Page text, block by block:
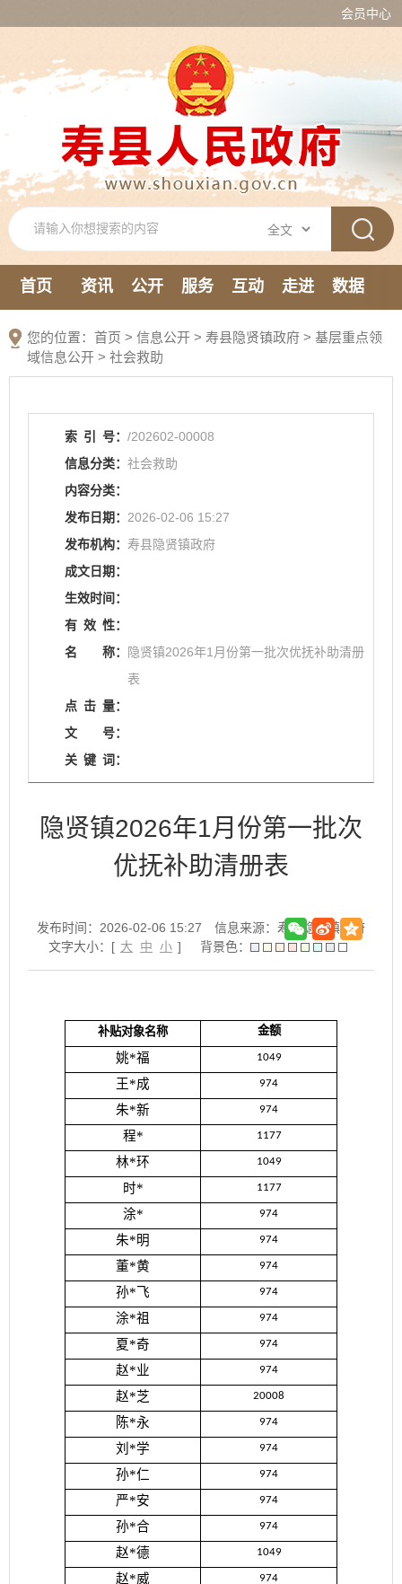
会员中心
首页 资讯 公开 服务 互动 走进
数据
您的位置： 首页 > 信息公开 > 寿县隐贤镇政府 > 基层重点领
域信息公开 > 社会救助
索 引 号： /202602-00008
信息分类： 社会救助
内容分类：
发布日期： 2026-02-06 15:27
发布机构： 寿县隐贤镇政府
成文日期：
生效时间：
有 效 性：
名
称：
隐贤镇2026年1月份第一批次优抚补助清册
表
点 击 量：
文
号：
关 键 词：
隐贤镇2026年1月份第一批次
优抚补助清册表
发布时间：2026-02-06 15:27
信息来源：寿县隐贤镇政府
文字大小：[ 大 中 小 ] 背景色：
补贴对象名称 金额
姚*福 1049
王*成 974
朱*新 974
程* 1177
林*环 1049
时* 1177
涂* 974
朱*明 974
董*黄 974
孙*飞 974
涂*祖 974
夏*奇 974
赵*业 974
赵*芝 20008
陈*永 974
刘*学 974
孙*仁 974
严*安 974
孙*合 974
赵*德 1049
赵*威 974